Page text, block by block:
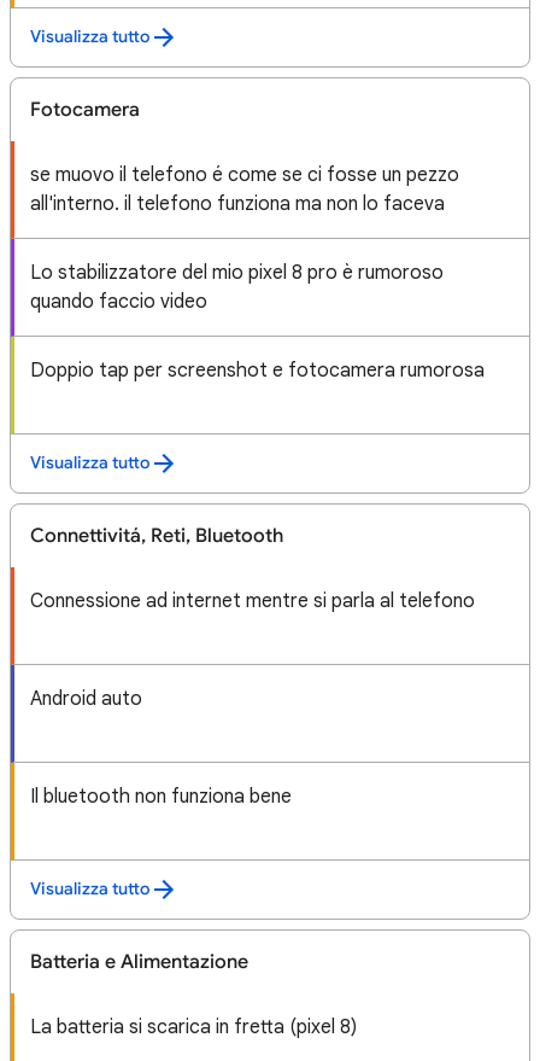
Visualizza tutto
Fotocamera
se muovo il telefono é come se ci fosse un pezzo
all'interno. il telefono funziona ma non lo faceva
Lo stabilizzatore del mio pixel 8 pro è rumoroso
quando faccio video
Doppio tap per screenshot e fotocamera rumorosa
Visualizza tutto
Connettivitá, Reti, Bluetooth
Connessione ad internet mentre si parla al telefono
Android auto
Il bluetooth non funziona bene
Visualizza tutto
Batteria e Alimentazione
La batteria si scarica in fretta (pixel 8)